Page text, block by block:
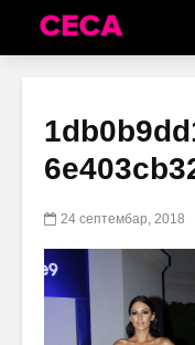
24 септембар, 2018